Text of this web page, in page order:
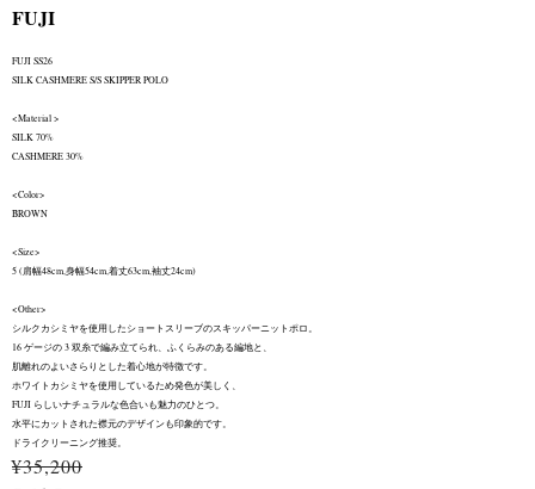
FUJI
FUJI SS26
SILK CASHMERE S/S SKIPPER POLO
<Material >
SILK 70%
CASHMERE 30%
<Color>
BROWN
<Size>
5 (肩幅48cm,身幅54cm,着丈63cm,袖丈24cm)
<Other>
シルクカシミヤを使用したショートスリーブのスキッパーニットポロ。
16 ゲージの 3 双糸で編み立てられ、ふくらみのある編地と、
肌離れのよいさらりとした着心地が特徴です。
ホワイトカシミヤを使用しているため発色が美しく、
FUJI らしいナチュラルな色合いも魅力のひとつ。
水平にカットされた襟元のデザインも印象的です。
ドライクリーニング推奨。
¥35,200